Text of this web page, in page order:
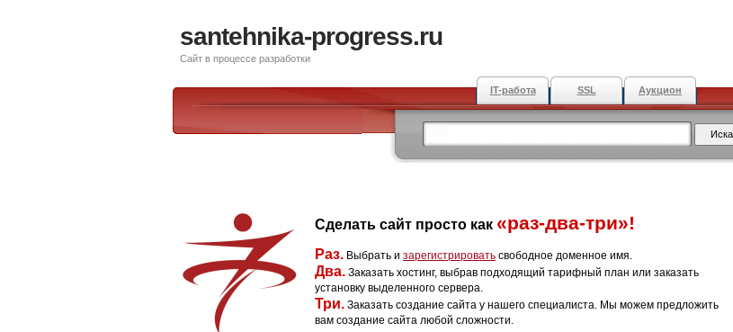
santehnika-progress.ru
Сайт в процессе разработки
IT-работа SSL Аукцион
Сделать сайт просто как «раз-два-три»!
Раз. Выбрать и зарегистрировать свободное доменное имя.
Два. Заказать хостинг, выбрав подходящий тарифный план или заказать
установку выделенного сервера.
Три. Заказать создание сайта у нашего специалиста. Мы можем предложить
вам создание сайта любой сложности.